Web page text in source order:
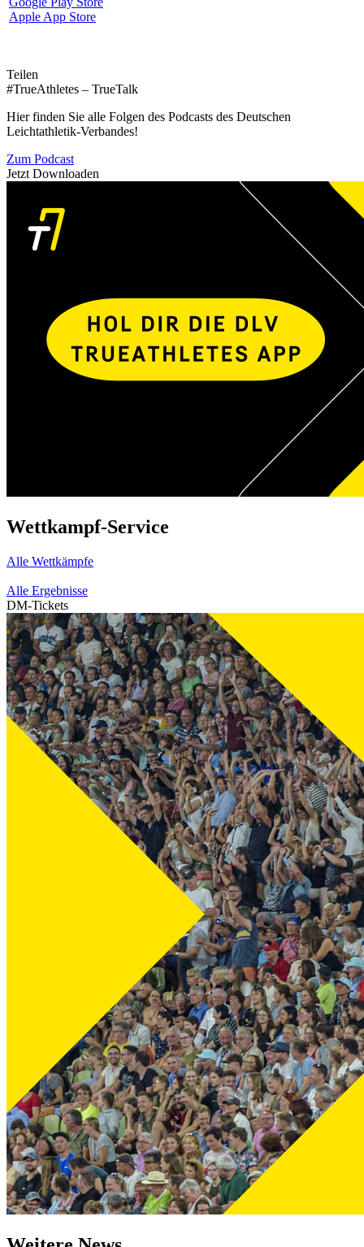
Apple App Store
Teilen
#TrueAthletes – TrueTalk
Hier finden Sie alle Folgen des Podcasts des Deutschen
Leichtathletik-Verbandes!
Zum Podcast
Jetzt Downloaden
Wettkampf-Service
Alle Wettkämpfe
Alle Ergebnisse
DM-Tickets